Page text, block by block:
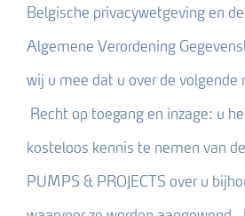
Belgische privacywetgeving en
Algemene Verordening
wij u mee dat u over de volgende
Recht op toegang en inzage: u
kosteloos kennis te nemen van
PUMPS & PROJECTS over u